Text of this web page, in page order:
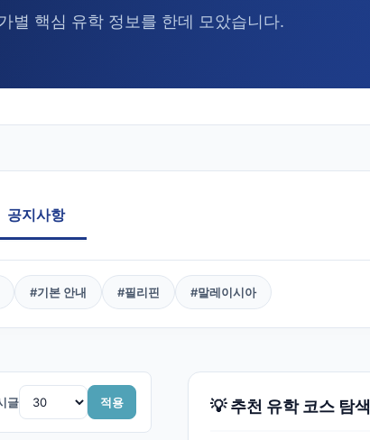
별 핵심 유학 정보를 한데 모았습니다.
공지사항
#기본 안내 #필리핀 #말레이시아
글 적용 💡 추천 유학 코스 탐색